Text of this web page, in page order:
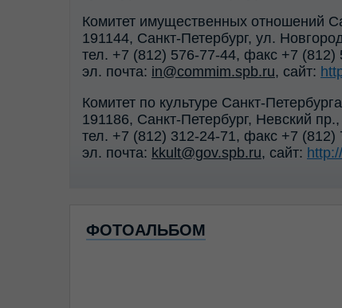
Комитет имущественных отношений
191144, Санкт-Петербург, ул.
тел. +7 (812) 576-77-44, факс +7 (812)
эл. почта: in@commim.spb.ru, сайт:
Комитет по культуре Санкт-
191186, Санкт-Петербург, Невский
тел. +7 (812) 312-24-71, факс +7 (812)
эл. почта: kkult@gov.spb.ru, сайт:
ФОТОАЛЬБОМ